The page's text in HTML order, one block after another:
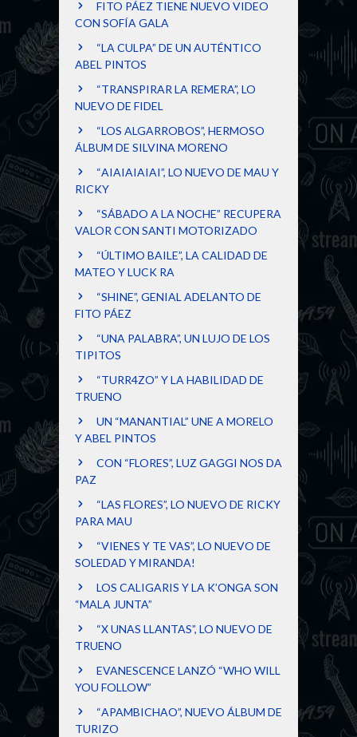
FITO PÁEZ TIENE NUEVO VIDEO
CON SOFÍA GALA
“LA CULPA” DE UN AUTÉNTICO
ABEL PINTOS
“TRANSPIRAR LA REMERA”, LO
NUEVO DE FIDEL
“LOS ALGARROBOS”, HERMOSO
ÁLBUM DE SILVINA MORENO
“AIAIAIAIAI”, LO NUEVO DE MAU Y
RICKY
“SÁBADO A LA NOCHE” RECUPERA
VALOR CON SANTI MOTORIZADO
“ÚLTIMO BAILE”, LA CALIDAD DE
MATEO Y LUCK RA
“SHINE”, GENIAL ADELANTO DE
FITO PÁEZ
“UNA PALABRA”, UN LUJO DE LOS
TIPITOS
“TURR4ZO” Y LA HABILIDAD DE
TRUENO
UN “MANANTIAL” UNE A MORELO
Y ABEL PINTOS
CON “FLORES”, LUZ GAGGI NOS DA
PAZ
“LAS FLORES”, LO NUEVO DE RICKY
PARA MAU
“VIENES Y TE VAS”, LO NUEVO DE
SOLEDAD Y MIRANDA!
LOS CALIGARIS Y LA K’ONGA SON
“MALA JUNTA”
“X UNAS LLANTAS”, LO NUEVO DE
TRUENO
EVANESCENCE LANZÓ “WHO WILL
YOU FOLLOW”
“APAMBICHAO”, NUEVO ÁLBUM DE
TURIZO